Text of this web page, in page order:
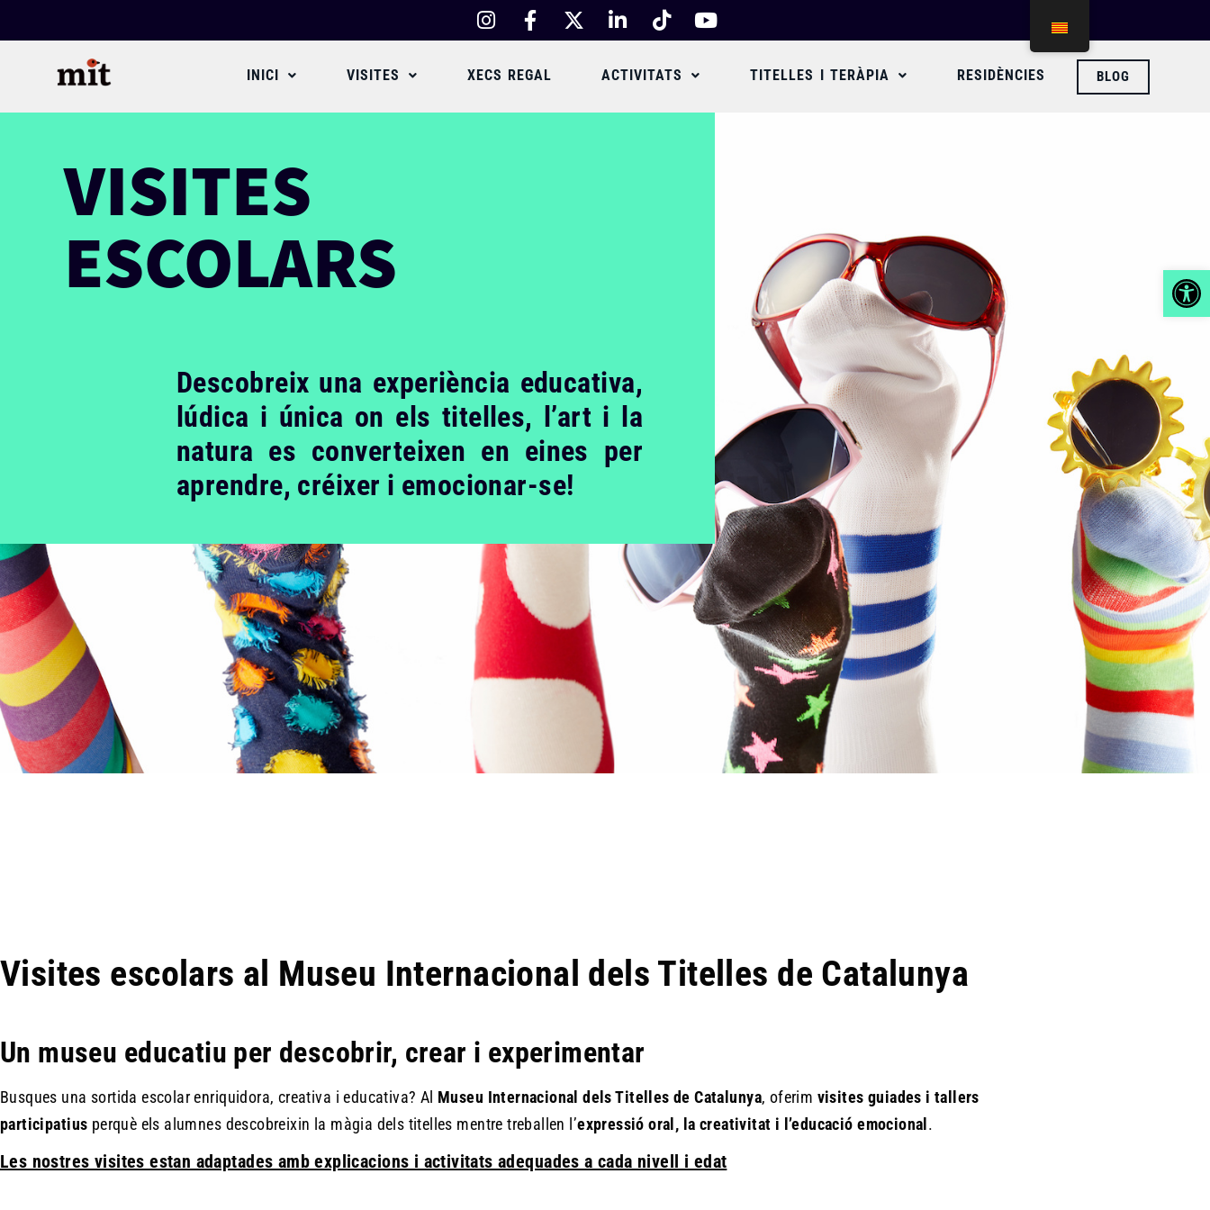
Obre la
INICI VISITES XECS REGAL ACTIVITATS TITELLES I TERÀPIA RESIDÈNCIES BLOG
VISITES
ESCOLARS
Descobreix una experiència educativa,
lúdica i única on els titelles, l’art i la
natura es converteixen en eines per
aprendre, créixer i emocionar-se!
Visites escolars al Museu Internacional dels Titelles de Catalunya
Un museu educatiu per descobrir, crear i experimentar
Busques una sortida escolar enriquidora, creativa i educativa? Al Museu Internacional dels Titelles de Catalunya, oferim visites guiades i tallers
participatius perquè els alumnes descobreixin la màgia dels titelles mentre treballen l’expressió oral, la creativitat i l’educació emocional .
Les nostres visites estan adaptades amb explicacions i activitats adequades a cada nivell i edat